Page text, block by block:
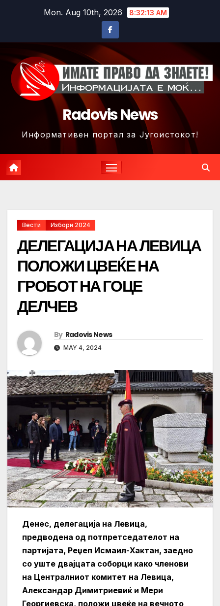
Mon. Aug 10th, 2026 8:32:16 AM
Radovis News
Информативен портал за Југоистокот!
Вести Избори 2024
ДЕЛЕГАЦИЈА НА ЛЕВИЦА
ПОЛОЖИ ЦВЕЌЕ НА
ГРОБОТ НА ГОЦЕ
ДЕЛЧЕВ
By Radovis News
MAY 4, 2024
Денес, делегација на Левица,
предводена од потпретседателот на
партијата, Реџеп Исмаил-Хактан, заедно
со уште двајцата соборци како членови
на Централниот комитет на Левица,
Александар Димитриевиќ и Мери
Георгиевска, положи цвеќе на вечното